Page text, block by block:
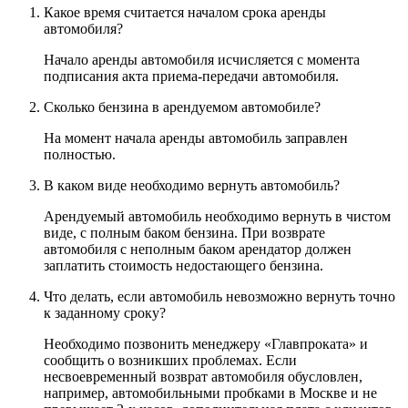
Какое время считается началом срока аренды
автомобиля?
Начало аренды автомобиля исчисляется с момента
подписания акта приема-передачи автомобиля.
Сколько бензина в арендуемом автомобиле?
На момент начала аренды автомобиль заправлен
полностью.
В каком виде необходимо вернуть автомобиль?
Арендуемый автомобиль необходимо вернуть в чистом
виде, с полным баком бензина. При возврате
автомобиля с неполным баком арендатор должен
заплатить стоимость недостающего бензина.
Что делать, если автомобиль невозможно вернуть точно
к заданному сроку?
Необходимо позвонить менеджеру «Главпроката» и
сообщить о возникших проблемах. Если
несвоевременный возврат автомобиля обусловлен,
например, автомобильными пробками в Москве и не